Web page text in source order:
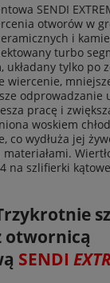
SENDI
otworów w
i
turbo
układany tylko po
wiercenie,
odprowadzanie
pracę i
woskiem
co wydłuża jej
na szlifierki
otwornicą
SENDI